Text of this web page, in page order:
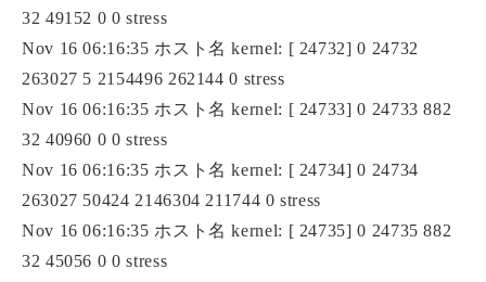
32 49152 0 0 stress
Nov 16 06:16:35 ホスト名 kernel: [ 24732] 0 24732
263027 5 2154496 262144 0 stress
Nov 16 06:16:35 ホスト名 kernel: [ 24733] 0 24733 882
32 40960 0 0 stress
Nov 16 06:16:35 ホスト名 kernel: [ 24734] 0 24734
263027 50424 2146304 211744 0 stress
Nov 16 06:16:35 ホスト名 kernel: [ 24735] 0 24735 882
32 45056 0 0 stress